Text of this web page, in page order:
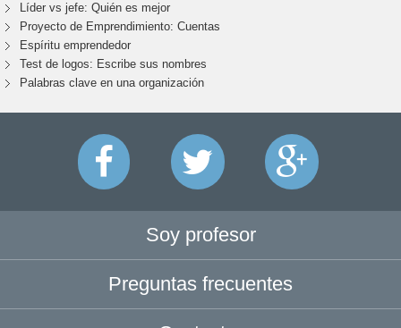
Líder vs jefe: Quién es mejor
Proyecto de Emprendimiento: Cuentas
Espíritu emprendedor
Test de logos: Escribe sus nombres
Palabras clave en una organización
Soy profesor
Preguntas frecuentes